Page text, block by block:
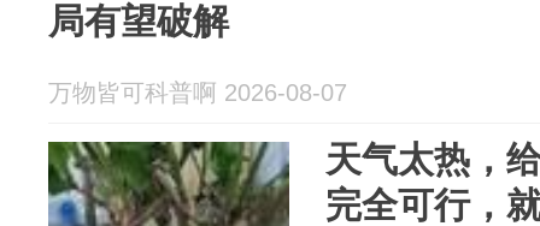
局有望破解
万物皆可科普啊 2026-08-07
天气太热，
完全可行，